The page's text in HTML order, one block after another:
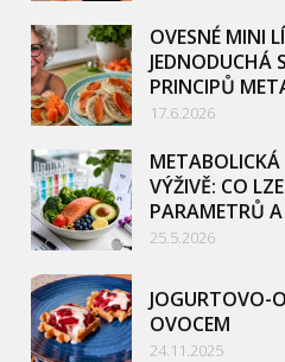
OVESNÉ MINI
JEDNODUCHÁ
PRINCIPŮ
17.6.2026
VÝŽIVĚ: CO
PARAMETRŮ
25.5.2026
JOGURTOVO-
OVOCEM
24.11.2025